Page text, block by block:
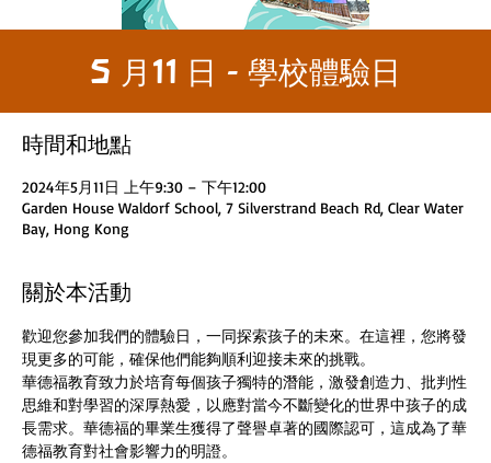
5 月11 日 - 學校體驗日
時間和地點
2024年5月11日 上午9:30 – 下午12:00
Garden House Waldorf School, 7 Silverstrand Beach Rd, Clear Water
Bay, Hong Kong
關於本活動
歡迎您參加我們的體驗日，一同探索孩子的未來。在這裡，您將發
現更多的可能，確保他們能夠順利迎接未來的挑戰。
華德福教育致力於培育每個孩子獨特的潛能，激發創造力、批判性
思維和對學習的深厚熱愛，以應對當今不斷變化的世界中孩子的成
長需求。華德福的畢業生獲得了聲譽卓著的國際認可，這成為了華
德福教育對社會影響力的明證。